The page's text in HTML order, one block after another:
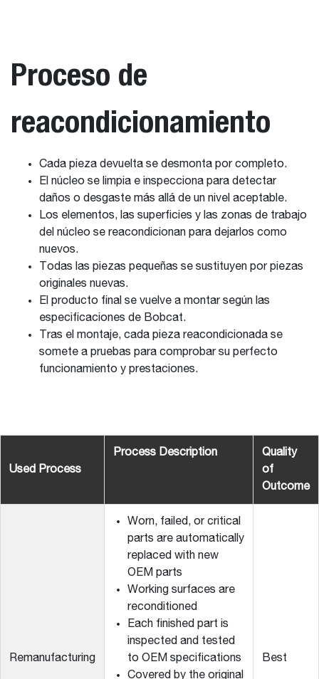
Proceso de
reacondicionamiento
Cada pieza devuelta se desmonta por completo.
El núcleo se limpia e inspecciona para detectar
daños o desgaste más allá de un nivel aceptable.
Los elementos, las superficies y las zonas de trabajo
del núcleo se reacondicionan para dejarlos como
nuevos.
Todas las piezas pequeñas se sustituyen por piezas
originales nuevas.
El producto final se vuelve a montar según las
especificaciones de Bobcat.
Tras el montaje, cada pieza reacondicionada se
somete a pruebas para comprobar su perfecto
funcionamiento y prestaciones.
Used Process
Process Description
Quality
of
Outcome
Remanufacturing
Worn, failed, or critical
parts are automatically
replaced with new
OEM parts
Working surfaces are
reconditioned
Each finished part is
inspected and tested
to OEM specifications
Covered by the original
Best